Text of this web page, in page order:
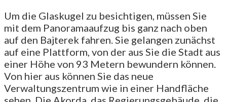
Um die Glaskugel zu besichtigen, müssen Sie
mit dem Panoramaaufzug bis ganz nach oben
auf den Bajterek fahren. Sie gelangen zunächst
auf eine Plattform, von der aus Sie die Stadt aus
einer Höhe von 93 Metern bewundern können.
Von hier aus können Sie das neue
Verwaltungszentrum wie in einer Handfläche